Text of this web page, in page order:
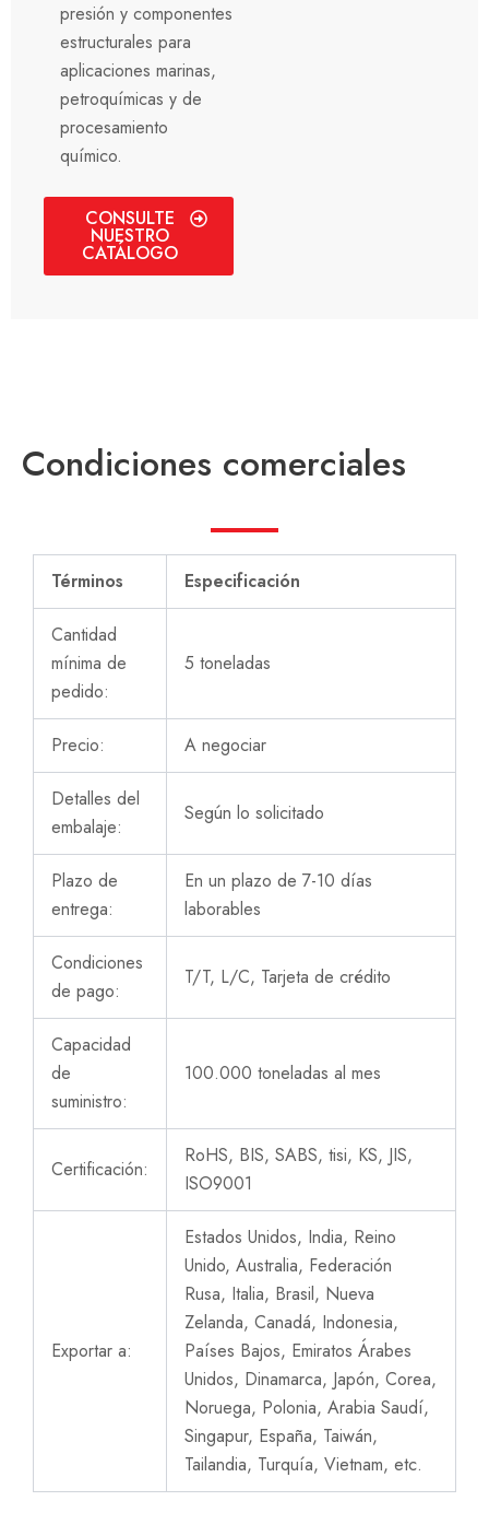
presión y componentes
estructurales para
aplicaciones marinas,
petroquímicas y de
procesamiento
químico.
CONSULTE
NUESTRO
CATÁLOGO
Condiciones comerciales
Términos Especificación
Cantidad
mínima de
pedido:
5 toneladas
Precio: A negociar
Detalles del
embalaje:
Según lo solicitado
Plazo de
entrega:
En un plazo de 7-10 días
laborables
Condiciones
de pago:
T/T, L/C, Tarjeta de crédito
Capacidad
de
suministro:
100.000 toneladas al mes
Certificación:
RoHS, BIS, SABS, tisi, KS, JIS,
ISO9001
Exportar a:
Estados Unidos, India, Reino
Unido, Australia, Federación
Rusa, Italia, Brasil, Nueva
Zelanda, Canadá, Indonesia,
Países Bajos, Emiratos Árabes
Unidos, Dinamarca, Japón, Corea,
Noruega, Polonia, Arabia Saudí,
Singapur, España, Taiwán,
Tailandia, Turquía, Vietnam, etc.